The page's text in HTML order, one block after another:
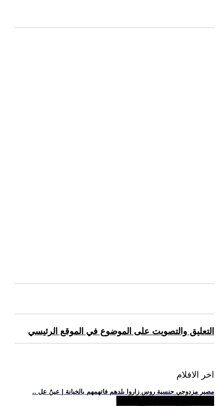
التعليق والتصويت على الموضوع في الموقع الرئيسي
اخر الافلام
.. مصير مزدوجي جنسية روس زاروا بلدهم فاتهمهم بالخيانة | عينٌ عل